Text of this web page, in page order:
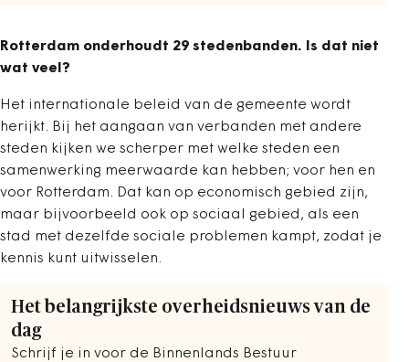
Rotterdam onderhoudt 29 stedenbanden. Is dat niet
wat veel?
Het internationale beleid van de gemeente wordt
herijkt. Bij het aangaan van verbanden met andere
steden kijken we scherper met welke steden een
samenwerking meerwaarde kan hebben; voor hen en
voor Rotterdam. Dat kan op economisch gebied zijn,
maar bijvoorbeeld ook op sociaal gebied, als een
stad met dezelfde sociale problemen kampt, zodat je
kennis kunt uitwisselen.
Het belangrijkste overheidsnieuws van de
dag
Schrijf je in voor de Binnenlands Bestuur